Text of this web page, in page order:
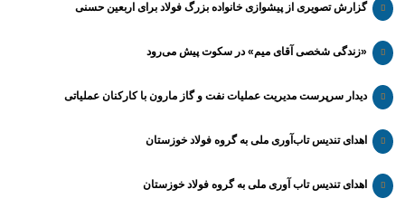
گزارش تصویری از پیشوازی خانواده بزرگ فولاد برای اربعین حسنی
«زندگی شخصی آقای میم» در سکوت پیش می‌رود
دیدار سرپرست مدیریت عملیات نفت و گاز مارون با کارکنان عملیاتی
اهدای تندیس تاب‌آوری ملی به گروه فولاد خوزستان
اهدای تندیس تاب آوری ملی به گروه فولاد خوزستان